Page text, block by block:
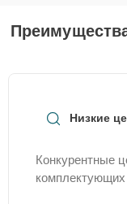
Низкие
Конкурентные
комплектующих